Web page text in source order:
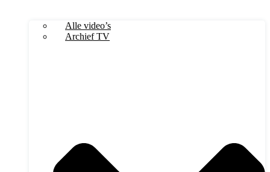
Alle video’s
Archief TV